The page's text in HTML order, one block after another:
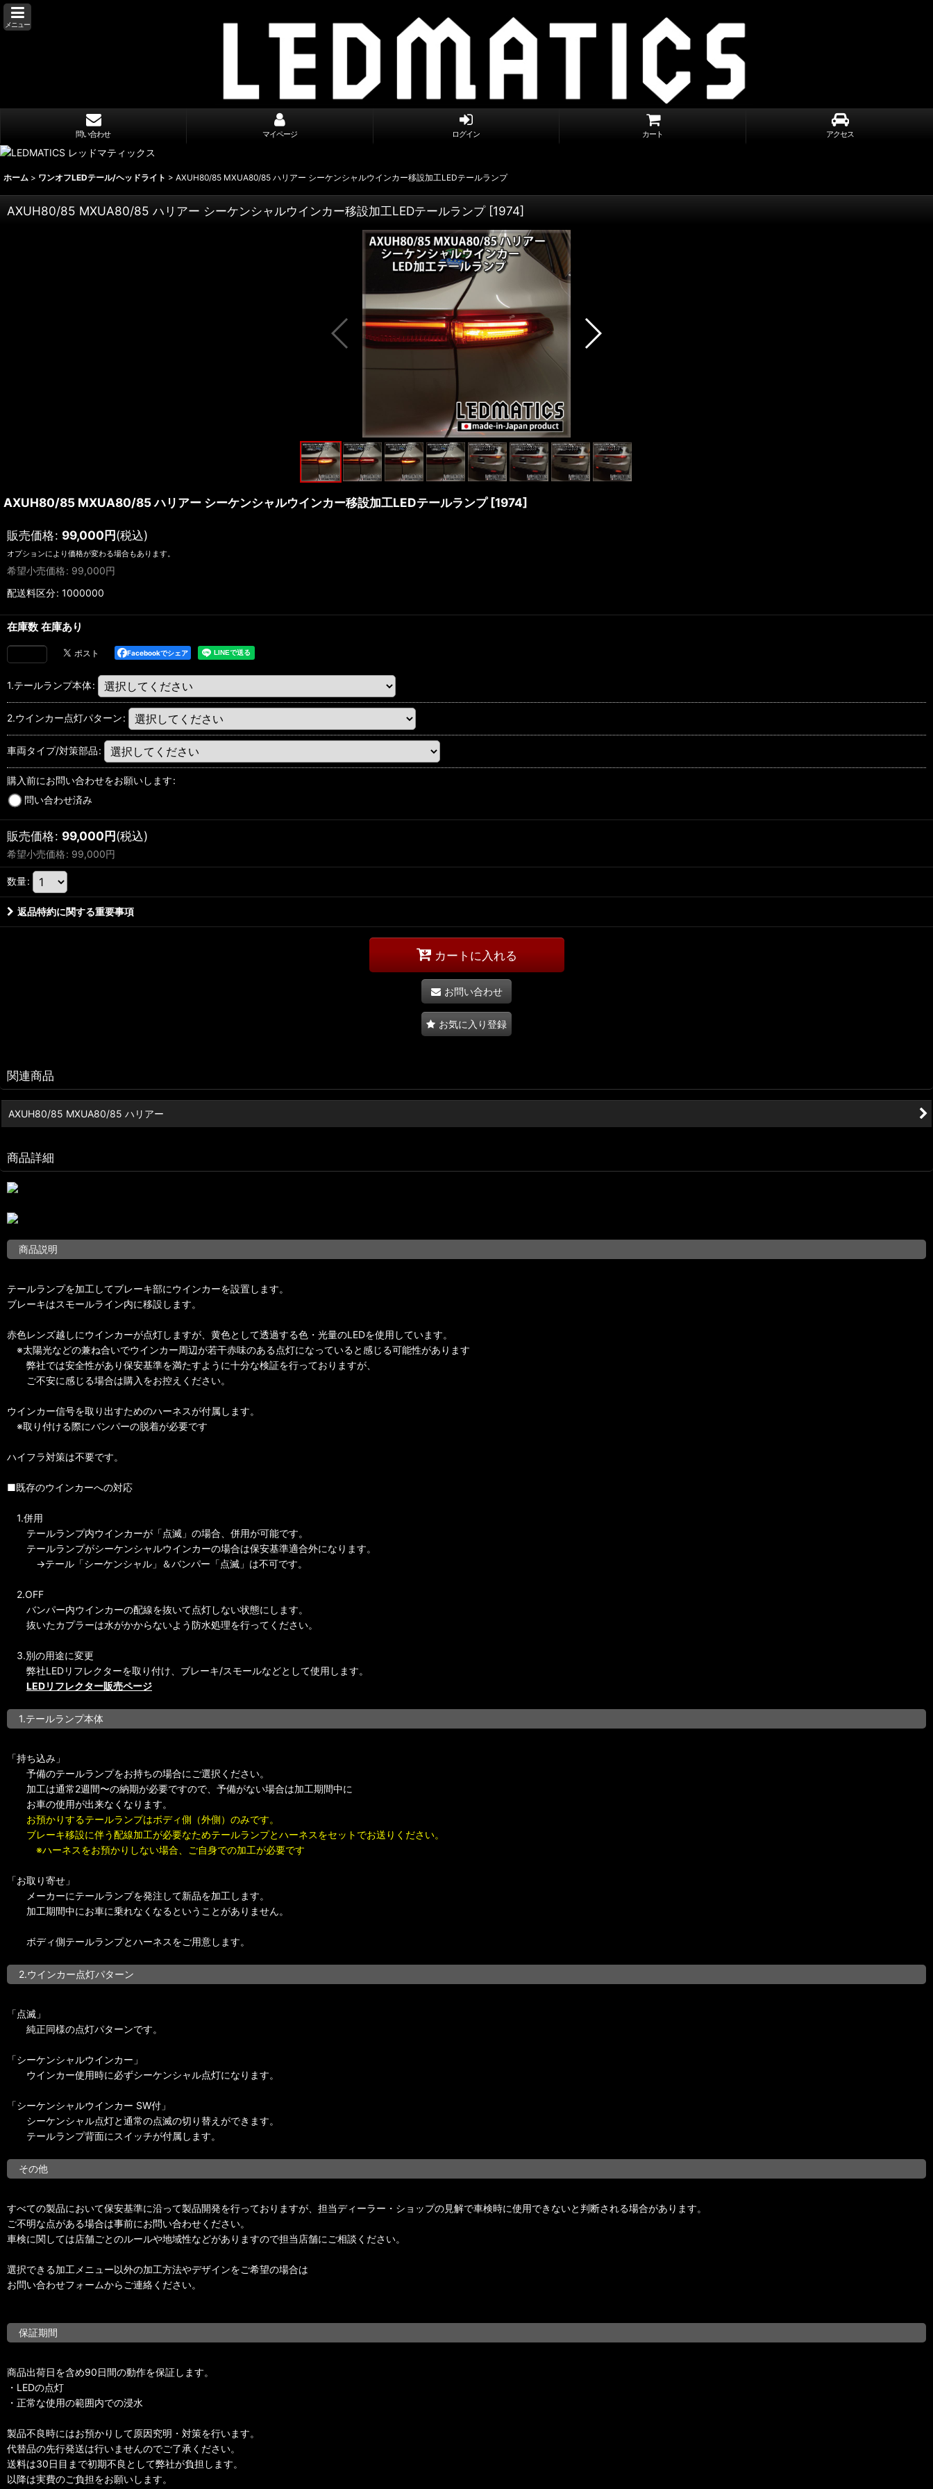
メニュー
問い合わせ マイページ ログイン カート アクセス
ホーム > ワンオフLEDテール/ヘッドライト > AXUH80/85 MXUA80/85 ハリアー シーケンシャルウインカー移設加工LEDテールランプ
AXUH80/85 MXUA80/85 ハリアー シーケンシャルウインカー移設加工LEDテールランプ [1974]
AXUH80/85 MXUA80/85 ハリアー シーケンシャルウインカー移設加工LEDテールランプ [1974]
販売価格: 99,000円(税込)
オプションにより価格が変わる場合もあります。
希望小売価格: 99,000円
配送料区分: 1000000
在庫数 在庫あり
Facebookでシェア
1.テールランプ本体:
2.ウインカー点灯パターン:
車両タイプ/対策部品:
購入前にお問い合わせをお願いします:
問い合わせ済み
販売価格: 99,000円(税込)
希望小売価格: 99,000円
数量:
返品特約に関する重要事項
カートに入れる
お問い合わせ
お気に入り登録
関連商品
AXUH80/85 MXUA80/85 ハリアー
商品詳細
商品説明
テールランプを加工してブレーキ部にウインカーを設置します。
ブレーキはスモールライン内に移設します。
赤色レンズ越しにウインカーが点灯しますが、黄色として透過する色・光量のLEDを使用しています。
※太陽光などの兼ね合いでウインカー周辺が若干赤味のある点灯になっていると感じる可能性があります
弊社では安全性があり保安基準を満たすように十分な検証を行っておりますが、
ご不安に感じる場合は購入をお控えください。
ウインカー信号を取り出すためのハーネスが付属します。
※取り付ける際にバンパーの脱着が必要です
ハイフラ対策は不要です。
■既存のウインカーへの対応
1.併用
テールランプ内ウインカーが「点滅」の場合、併用が可能です。
テールランプがシーケンシャルウインカーの場合は保安基準適合外になります。
→テール「シーケンシャル」＆バンパー「点滅」は不可です。
2.OFF
バンパー内ウインカーの配線を抜いて点灯しない状態にします。
抜いたカプラーは水がかからないよう防水処理を行ってください。
3.別の用途に変更
弊社LEDリフレクターを取り付け、ブレーキ/スモールなどとして使用します。
LEDリフレクター販売ページ
1.テールランプ本体
「持ち込み」
予備のテールランプをお持ちの場合にご選択ください。
加工は通常2週間〜の納期が必要ですので、予備がない場合は加工期間中に
お車の使用が出来なくなります。
お預かりするテールランプはボディ側（外側）のみです。
ブレーキ移設に伴う配線加工が必要なためテールランプとハーネスをセットでお送りください。
※ハーネスをお預かりしない場合、ご自身での加工が必要です
「お取り寄せ」
メーカーにテールランプを発注して新品を加工します。
加工期間中にお車に乗れなくなるということがありません。
ボディ側テールランプとハーネスをご用意します。
2.ウインカー点灯パターン
「点滅」
純正同様の点灯パターンです。
「シーケンシャルウインカー」
ウインカー使用時に必ずシーケンシャル点灯になります。
「シーケンシャルウインカー SW付」
シーケンシャル点灯と通常の点滅の切り替えができます。
テールランプ背面にスイッチが付属します。
その他
すべての製品において保安基準に沿って製品開発を行っておりますが、担当ディーラー・ショップの見解で車検時に使用できないと判断される場合があります。
ご不明な点がある場合は事前にお問い合わせください。
車検に関しては店舗ごとのルールや地域性などがありますので担当店舗にご相談ください。
選択できる加工メニュー以外の加工方法やデザインをご希望の場合は
お問い合わせフォームからご連絡ください。
保証期間
商品出荷日を含め90日間の動作を保証します。
・LEDの点灯
・正常な使用の範囲内での浸水
製品不良時にはお預かりして原因究明・対策を行います。
代替品の先行発送は行いませんのでご了承ください。
送料は30日目まで初期不良として弊社が負担します。
以降は実費のご負担をお願いします。